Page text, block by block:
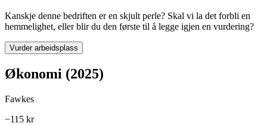
Kanskje denne bedriften er en skjult perle? Skal vi la det forbli en
hemmelighet, eller blir du den første til å legge igjen en vurdering?
Vurder arbeidsplass
Økonomi (2025)
Fawkes
−115 kr